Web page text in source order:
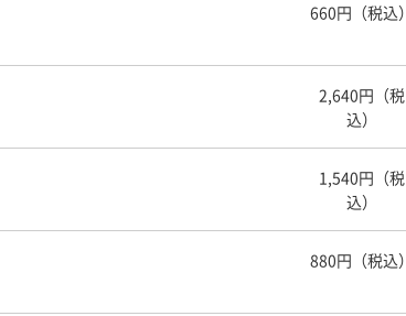
660円（税込）
2,640円（税
込）
1,540円（税
込）
880円（税込）